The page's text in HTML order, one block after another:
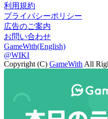
利用規約
プライバシーポリシー
広告のご案内
お問い合わせ
GameWith(English)
@WIKI
Copyright (C) GameWith All